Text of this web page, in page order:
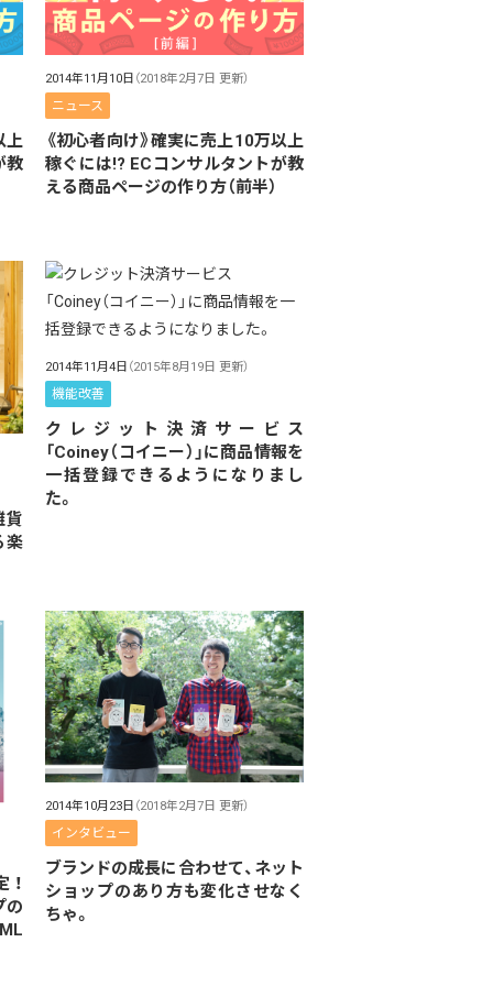
上
教
2014年11月10日 （2018年2月7日 更新）
ニュース
《初心者向け》確実に売上10万以上
稼ぐには!? ECコンサルタントが教
える商品ページの作り方（前半）
貨
楽
2014年11月4日 （2015年8月19日 更新）
機能改善
クレジット決済サービス
「Coiney（コイニー）」に商品情報を
一括登録できるようになりまし
た。
の
2014年10月23日 （2018年2月7日 更新）
インタビュー
ブランドの成長に合わせて、ネット
ショップのあり方も変化させなく
ちゃ。